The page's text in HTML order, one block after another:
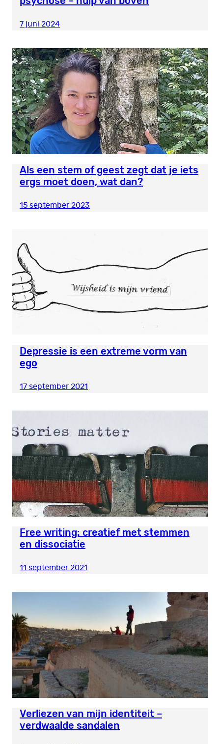
7 juni 2024
Als een stem of geest zegt dat je iets
ergs moet doen, wat dan?
15 september 2023
Depressie is een extreme vorm van
ego
17 september 2021
Free writing: creatief met stemmen
en dissociatie
11 september 2021
Verliezen van mijn identiteit –
verdwaalde sandalen